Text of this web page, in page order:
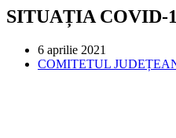
SITUAȚIA COVID-
Post
published:
6 aprilie 2021
Post
COMITETUL